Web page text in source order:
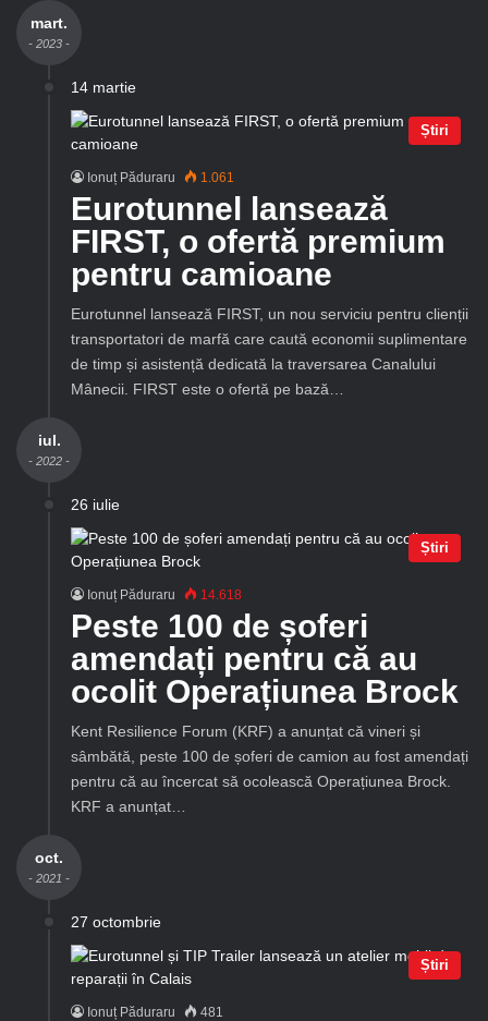
mart.
- 2023 -
14 martie
Știri
Ionuț Păduraru 1.061
Eurotunnel lansează
FIRST, o ofertă premium
pentru camioane
Eurotunnel lansează FIRST, un nou serviciu pentru clienții
transportatori de marfă care caută economii suplimentare
de timp și asistență dedicată la traversarea Canalului
Mânecii. FIRST este o ofertă pe bază…
iul.
- 2022 -
26 iulie
Știri
Ionuț Păduraru 14.618
Peste 100 de șoferi
amendați pentru că au
ocolit Operațiunea Brock
Kent Resilience Forum (KRF) a anunțat că vineri și
sâmbătă, peste 100 de șoferi de camion au fost amendați
pentru că au încercat să ocolească Operațiunea Brock.
KRF a anunțat…
oct.
- 2021 -
27 octombrie
Știri
Ionuț Păduraru 481